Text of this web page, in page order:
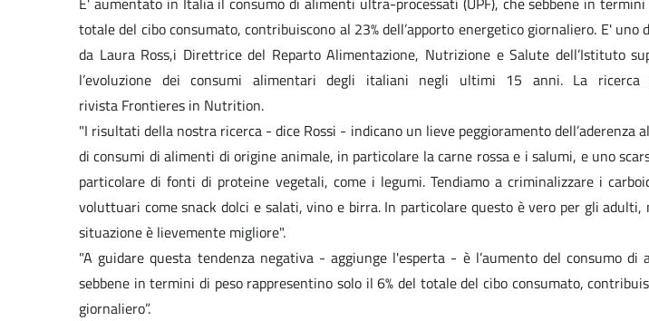
totale del cibo consumato, contribuiscono al 23% dell’apporto energetico giornaliero. E'
da Laura Ross,i Direttrice del Reparto Alimentazione, Nutrizione e Salute dell’Istituto
l’evoluzione dei consumi alimentari degli italiani negli ultimi 15 anni. La ricerca
rivista Frontieres in Nutrition.
"I risultati della nostra ricerca - dice Rossi - indicano un lieve peggioramento dell’aderenza
di consumi di alimenti di origine animale, in particolare la carne rossa e i salumi, e uno
particolare di fonti di proteine vegetali, come i legumi. Tendiamo a criminalizzare i
voluttuari come snack dolci e salati, vino e birra. In particolare questo è vero per gli
situazione è lievemente migliore".
"A guidare questa tendenza negativa - aggiunge l'esperta - è l’aumento del consumo di
sebbene in termini di peso rappresentino solo il 6% del totale del cibo consumato,
giornaliero”.